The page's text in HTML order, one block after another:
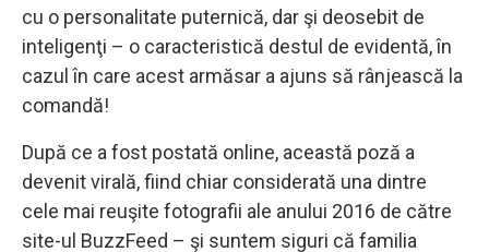
cu o personalitate puternică, dar şi deosebit de
inteligenţi – o caracteristică destul de evidentă, în
cazul în care acest armăsar a ajuns să rânjească la
comandă!
După ce a fost postată online, această poză a
devenit virală, fiind chiar considerată una dintre
cele mai reuşite fotografii ale anului 2016 de către
site-ul BuzzFeed – şi suntem siguri că familia